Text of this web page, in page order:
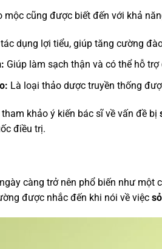
mộc cũng được biết đến với khả
tác dụng lợi tiểu, giúp tăng cường
Giúp làm sạch thận và có thể hỗ
Là loại thảo dược truyền thống
khảo ý kiến bác sĩ về vấn đề bị
điều trị.
càng trở nên phổ biến như một
được nhắc đến khi nói về việc